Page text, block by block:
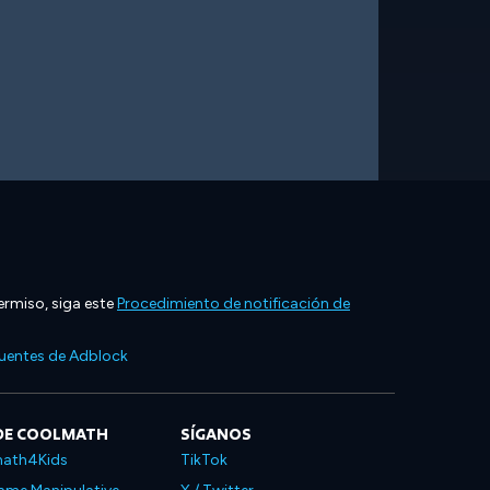
siga esteProcedimiento de notificación de
de Adblock
COOLMATH SÍGANOS
TikTok